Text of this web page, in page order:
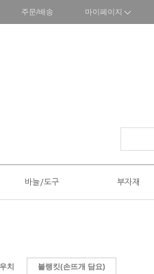
주문/배송 마이페이지
바늘/도구 부자재
치 블랭킷(손뜨개 담요)